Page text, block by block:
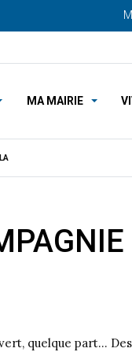
MA MAIRIE
quelque part…